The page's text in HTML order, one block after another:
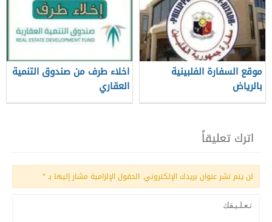
موقع السفارة الفلبينية
بالرياض
اخلاء طرف من صندوق التنمية
العقاري
اترك تعليقاً
لن يتم نشر عنوان بريدك الإلكتروني. الحقول الإلزامية مشار إليها بـ*